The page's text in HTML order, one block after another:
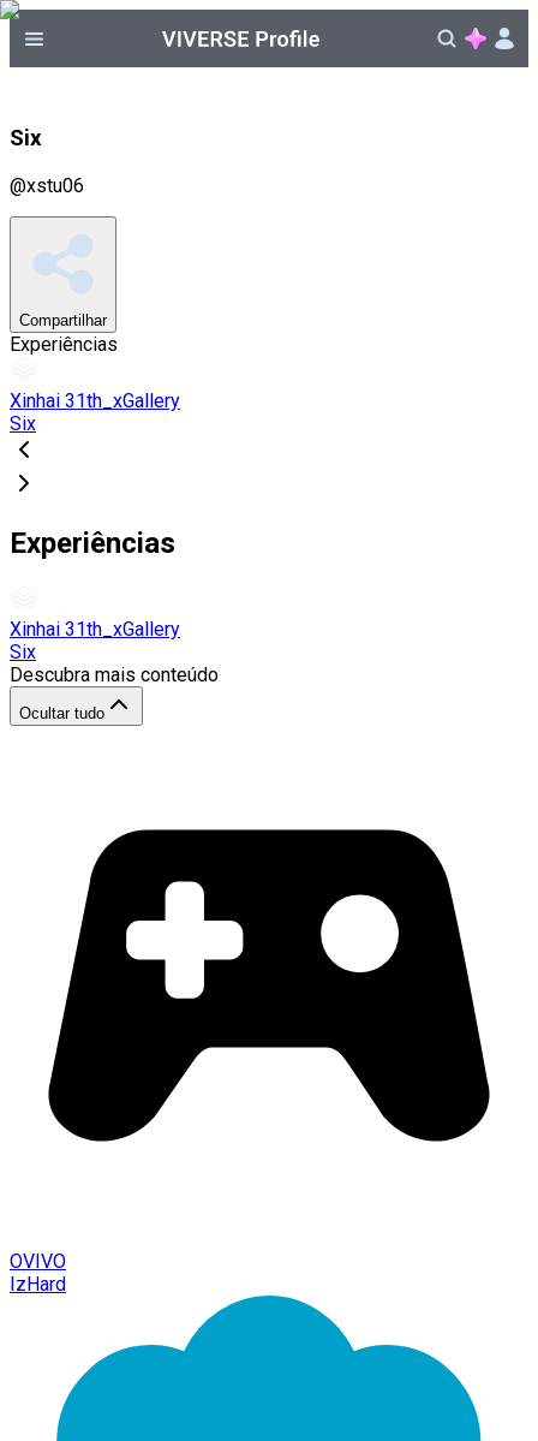
Six
@xstu06
Compartilhar
Experiências
Xinhai 31th_xGallery
Six
Experiências
Xinhai 31th_xGallery
Six
Descubra mais conteúdo
Ocultar tudo
OVIVO
IzHard